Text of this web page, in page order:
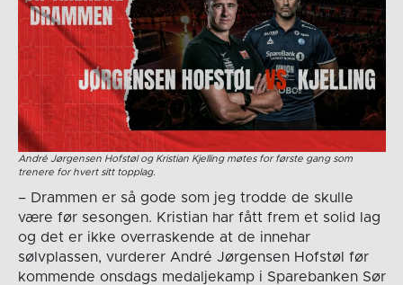
André Jørgensen Hofstøl og Kristian Kjelling møtes for første gang som
trenere for hvert sitt topplag.
– Drammen er så gode som jeg trodde de skulle
være før sesongen. Kristian har fått frem et solid lag
og det er ikke overraskende at de innehar
sølvplassen, vurderer André Jørgensen Hofstøl før
kommende onsdags medaljekamp i Sparebanken Sør